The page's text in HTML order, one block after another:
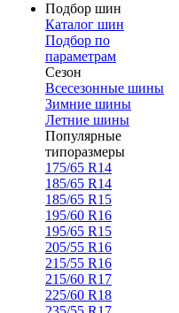
Подбор шин
Каталог шин
Подбор по
параметрам
Сезон
Всесезонные шины
Зимние шины
Летние шины
Популярные
типоразмеры
175/65 R14
185/65 R14
185/65 R15
195/60 R16
195/65 R15
205/55 R16
215/55 R16
215/60 R17
225/60 R18